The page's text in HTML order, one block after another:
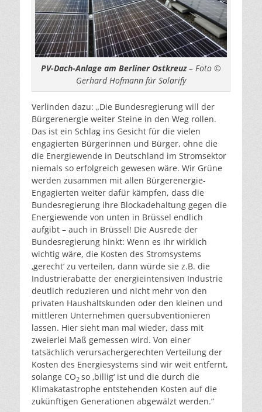
PV-Dach-Anlage am Berliner Ostkreuz– Foto ©
Gerhard Hofmann für Solarify
Verlinden dazu: „Die Bundesregierung will der
Bürgerenergie weiter Steine in den Weg rollen.
Das ist ein Schlag ins Gesicht für die vielen
engagierten Bürgerinnen und Bürger, ohne die
die Energiewende in Deutschland im Stromsektor
niemals so erfolgreich gewesen wäre. Wir Grüne
werden zusammen mit allen Bürgerenergie-
Engagierten weiter dafür kämpfen, dass die
Bundesregierung ihre Blockadehaltung gegen die
Energiewende von unten in Brüssel endlich
aufgibt – auch in Brüssel! Die Ausrede der
Bundesregierung hinkt: Wenn es ihr wirklich
wichtig wäre, die Kosten des Stromsystems
‚gerecht‘ zu verteilen, dann würde sie z.B. die
Industrierabatte der energieintensiven Industrie
deutlich reduzieren und nicht mehr von den
privaten Haushaltskunden oder den kleinen und
mittleren Unternehmen quersubventionieren
lassen. Hier sieht man mal wieder, dass mit
zweierlei Maß gemessen wird. Von einer
tatsächlich verursachergerechten Verteilung der
Kosten des Energiesystems sind wir weit entfernt,
solange CO2 so ‚billig‘ ist und die durch die
Klimakatastrophe entstehenden Kosten auf die
zukünftigen Generationen abgewälzt werden.“